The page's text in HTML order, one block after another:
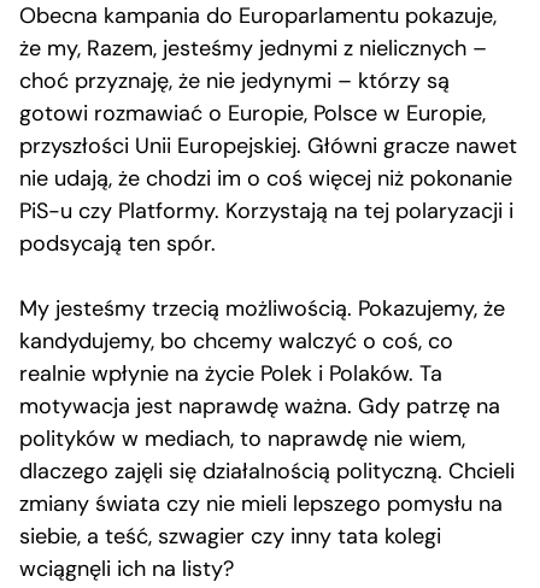
Obecna kampania do Europarlamentu pokazuje,
że my, Razem, jesteśmy jednymi z nielicznych –
choć przyznaję, że nie jedynymi – którzy są
gotowi rozmawiać o Europie, Polsce w Europie,
przyszłości Unii Europejskiej. Główni gracze nawet
nie udają, że chodzi im o coś więcej niż pokonanie
PiS-u czy Platformy. Korzystają na tej polaryzacji i
podsycają ten spór.
My jesteśmy trzecią możliwością. Pokazujemy, że
kandydujemy, bo chcemy walczyć o coś, co
realnie wpłynie na życie Polek i Polaków. Ta
motywacja jest naprawdę ważna. Gdy patrzę na
polityków w mediach, to naprawdę nie wiem,
dlaczego zajęli się działalnością polityczną. Chcieli
zmiany świata czy nie mieli lepszego pomysłu na
siebie, a teść, szwagier czy inny tata kolegi
wciągnęli ich na listy?